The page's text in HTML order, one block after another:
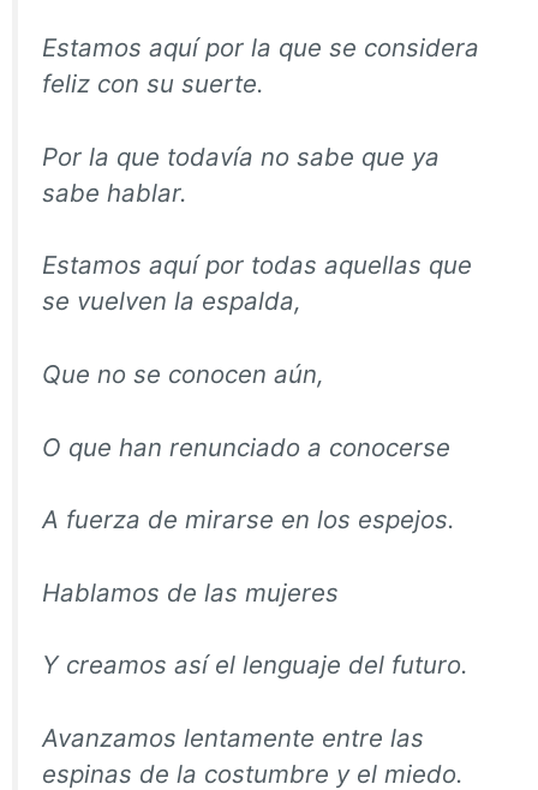
Estamos aquí por la que se considera
feliz con su suerte.
Por la que todavía no sabe que ya
sabe hablar.
Estamos aquí por todas aquellas que
se vuelven la espalda,
Que no se conocen aún,
O que han renunciado a conocerse
A fuerza de mirarse en los espejos.
Hablamos de las mujeres
Y creamos así el lenguaje del futuro.
Avanzamos lentamente entre las
espinas de la costumbre y el miedo.